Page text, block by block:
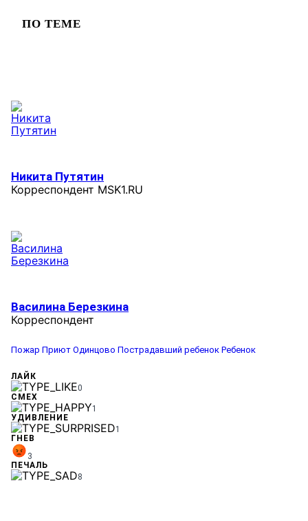
ПО ТЕМЕ
Никита Путятин
Корреспондент MSK1.RU
Василина Березкина
Корреспондент
Пожар Приют Одинцово Пострадавший ребенок Ребенок
ЛАЙК
0
СМЕХ
1
УДИВЛЕНИЕ
1
ГНЕВ
3
ПЕЧАЛЬ
8